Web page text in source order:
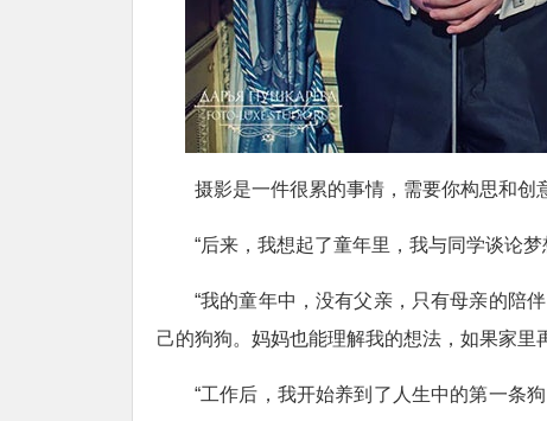
摄影是一件很累的事情，需要你构思和创
“后来，我想起了童年里，我与同学谈论
“我的童年中，没有父亲，只有母亲的陪
己的狗狗。妈妈也能理解我的想法，如果家里
“工作后，我开始养到了人生中的第一条